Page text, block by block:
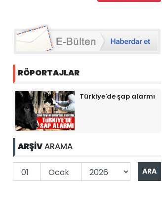
RÖPORTAJLAR
Türkiye'de şap alarmı
ARŞİVARAMA